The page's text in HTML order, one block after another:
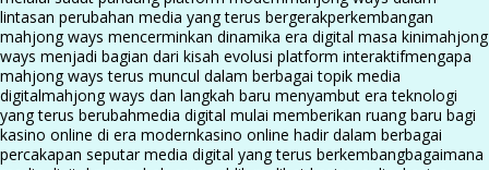
lintasan perubahan media yang terus bergerakperkembangan
mahjong ways mencerminkan dinamika era digital masa kinimahjong
ways menjadi bagian dari kisah evolusi platform interaktifmengapa
mahjong ways terus muncul dalam berbagai topik media
digitalmahjong ways dan langkah baru menyambut era teknologi
yang terus berubahmedia digital mulai memberikan ruang baru bagi
kasino online di era modernkasino online hadir dalam berbagai
percakapan seputar media digital yang terus berkembangbagaimana